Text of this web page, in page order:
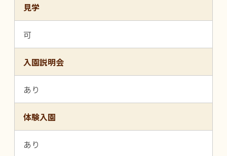
見学
可
入園説明会
あり
体験入園
あり